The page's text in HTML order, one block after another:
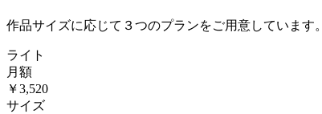
作品サイズに応じて３つのプランをご用意しています。
ライト
月額
￥3,520
サイズ